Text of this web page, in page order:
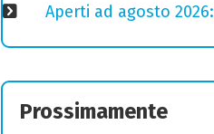
Aperti ad agosto
Prossimamente